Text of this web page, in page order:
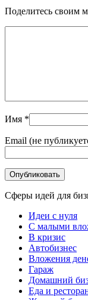
Поделитесь своим
Имя *
Email (не
Сферы идей для
Идеи с нуля
С малыми
В кризис
Автобизнес
Вложения
Гараж
Домашний
Еда и